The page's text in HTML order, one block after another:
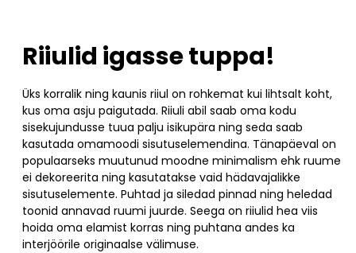
Riiulid igasse tuppa!
Üks korralik ning kaunis riiul on rohkemat kui lihtsalt koht,
kus oma asju paigutada. Riiuli abil saab oma kodu
sisekujundusse tuua palju isikupära ning seda saab
kasutada omamoodi sisutuselemendina. Tänapäeval on
populaarseks muutunud moodne minimalism ehk ruume
ei dekoreerita ning kasutatakse vaid hädavajalikke
sisutuselemente. Puhtad ja siledad pinnad ning heledad
toonid annavad ruumi juurde. Seega on riiulid hea viis
hoida oma elamist korras ning puhtana andes ka
interjöörile originaalse välimuse.